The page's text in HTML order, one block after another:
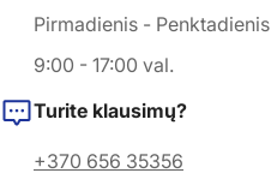
Pirmadienis - Penktadienis
9:00 - 17:00 val.
Turite klausimų?
+370 656 35356